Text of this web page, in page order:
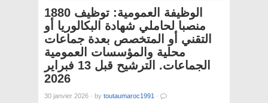
الوظيفة العمومية: توظيف 1880
منصبا لحاملي شهادة البكالوريا أو
التقني أو المتخصص بعدة جماعات
محلية والمؤسسات العمومية
الجماعات. الترشيح قبل 13 فبراير
2026
30 janvier 2026 · by toutaumaroc1991 ·